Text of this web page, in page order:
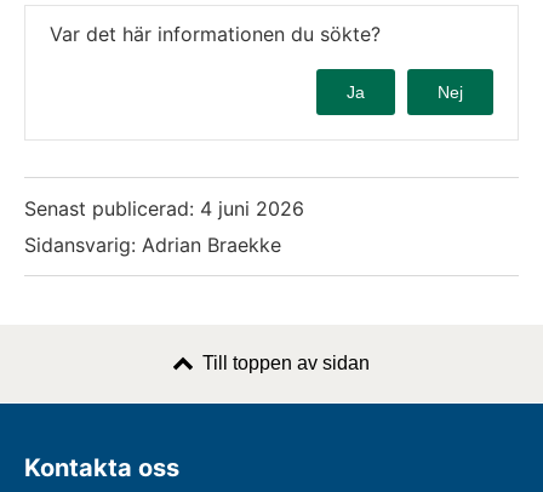
Var det här informationen du sökte?
Ja Nej
Senast publicerad: 4 juni 2026
Sidansvarig: Adrian Braekke
Till toppen av sidan
Kontakta oss